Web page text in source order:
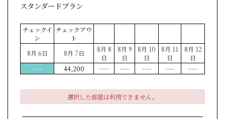
スタンダードプラン
チェックイ
ン
チェックアウ
ト
8月 6日
8月 7日
8月 8
日
8月 9
日
8月 10
日
8月 11
日
8月 12
日
- - -
44,200 - - - - - - - - - - - - - - -
選択した部屋は利用できません。